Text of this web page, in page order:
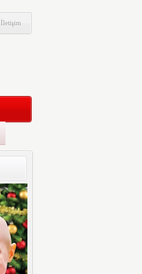
İletişim